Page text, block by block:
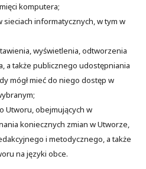
komputera;
informatycznych, w tym w
wyświetlenia, odtworzenia
a także publicznego udostępniania
mógł mieć do niego dostęp w
Utworu, obejmujących w
koniecznych zmian w Utworze,
i metodycznego, a także
na języki obce.